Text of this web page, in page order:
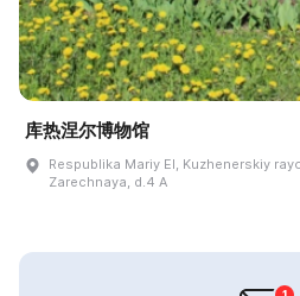
库热涅尔博物馆
Respublika Mariy El, Kuzhenerskiy
Zarechnaya, d.4 A